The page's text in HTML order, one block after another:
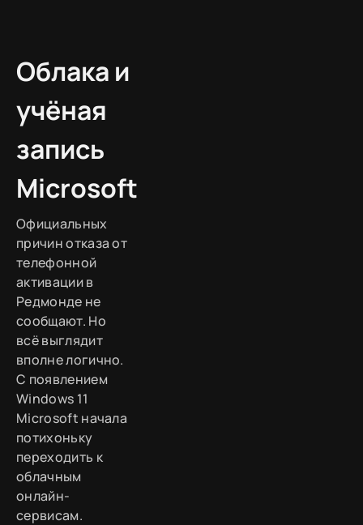
Облака и
учёная
запись
Microsoft
Официальных
причин отказа от
телефонной
активации в
Редмонде не
сообщают. Но
всё выглядит
вполне логично.
С появлением
Windows 11
Microsoft начала
потихоньку
переходить к
облачным
онлайн-
сервисам.